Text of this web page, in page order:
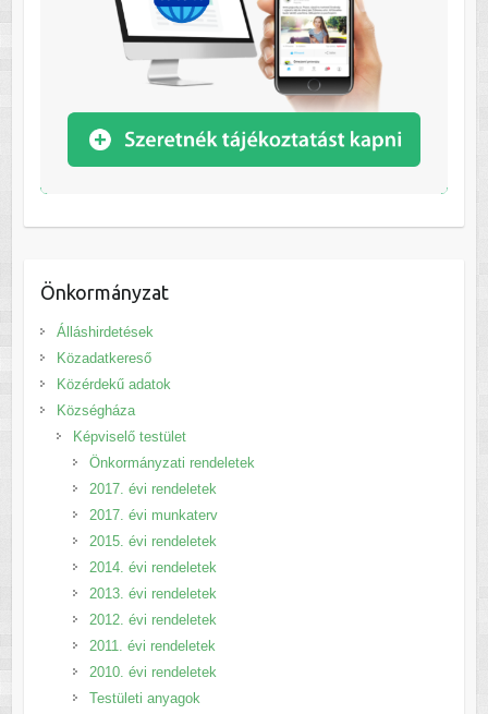
Önkormányzat
Álláshirdetések
Közadatkereső
Közérdekű adatok
Községháza
Képviselő testület
Önkormányzati rendeletek
2017. évi rendeletek
2017. évi munkaterv
2015. évi rendeletek
2014. évi rendeletek
2013. évi rendeletek
2012. évi rendeletek
2011. évi rendeletek
2010. évi rendeletek
Testületi anyagok